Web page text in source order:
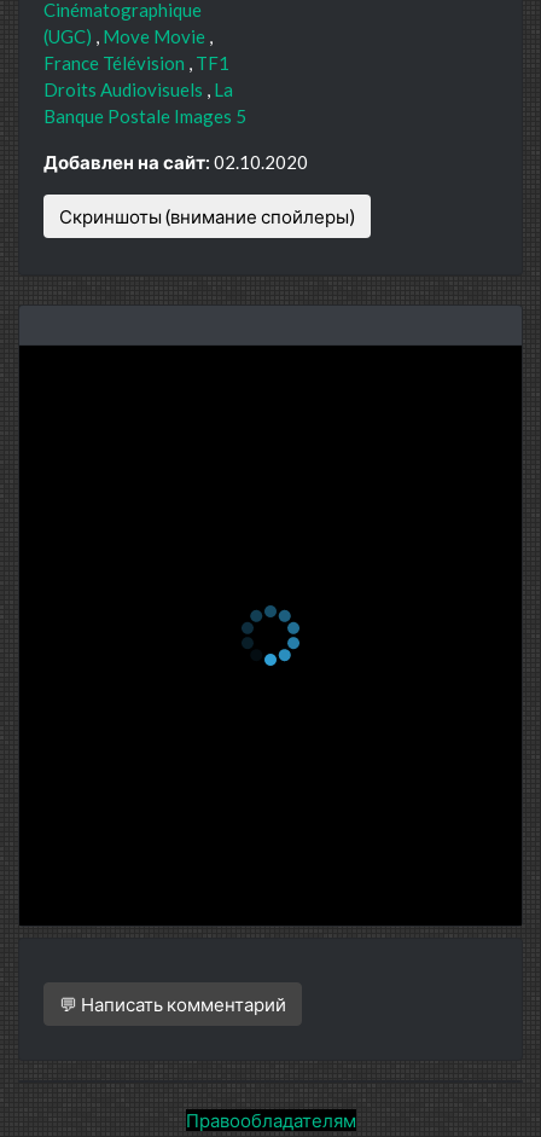
Cinématographique
(UGC)
Move Movie
France Télévision
TF1
Droits Audiovisuels
La
Banque Postale Images 5
Добавлен на сайт: 02.10.2020
Скриншоты (внимание спойлеры)
💬 Написать комментарий
Правообладателям